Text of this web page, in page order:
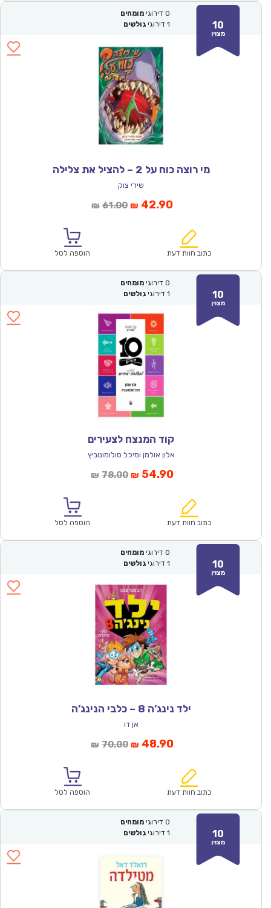
10
מצוין
0 דירוגי מומחים
1 דירוגי גולשים
מי רוצה כוח על 2 – להציל את צלילה
שירי צוק
₪ 61.00המחיר
₪61.00.
₪ 42.90המחיר
הוא:
כתוב חוות דעת הוספה לסל
10
מצוין
0 דירוגי מומחים
1 דירוגי גולשים
קוד המנצח לצעירים
אלון אולמן ומיכל סולומונוביץ
₪ 78.00המחיר
₪78.00.
₪ 54.90המחיר
הוא:
כתוב חוות דעת הוספה לסל
10
מצוין
0 דירוגי מומחים
1 דירוגי גולשים
ילד נינג’ה 8 – כלבי הנינג’ה
אן דו
₪ 70.00המחיר
₪70.00.
₪ 48.90המחיר
הוא:
כתוב חוות דעת הוספה לסל
10
מצוין
0 דירוגי מומחים
1 דירוגי גולשים